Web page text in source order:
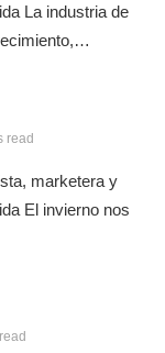
La industria de
read
marketera y
El invierno nos